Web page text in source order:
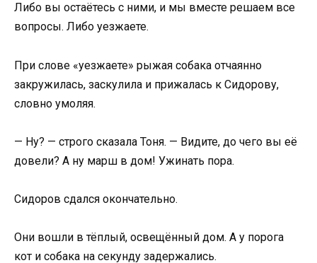
Либо вы остаётесь с ними, и мы вместе решаем все
вопросы. Либо уезжаете.
При слове «уезжаете» рыжая собака отчаянно
закружилась, заскулила и прижалась к Сидорову,
словно умоляя.
— Ну? — строго сказала Тоня. — Видите, до чего вы её
довели? А ну марш в дом! Ужинать пора.
Сидоров сдался окончательно.
Они вошли в тёплый, освещённый дом. А у порога
кот и собака на секунду задержались.